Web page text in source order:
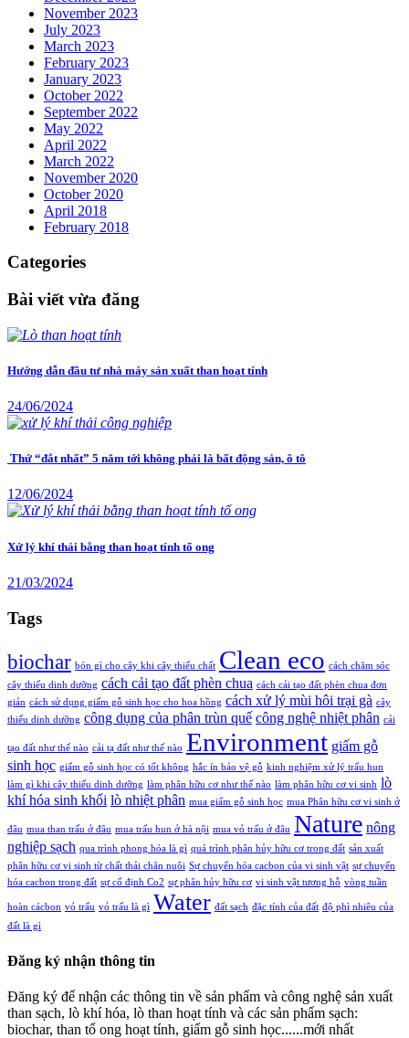
November 2023
July 2023
March 2023
February 2023
January 2023
October 2022
September 2022
May 2022
April 2022
March 2022
November 2020
October 2020
April 2018
February 2018
Categories
Bài viết vừa đăng
Hướng dẫn đầu tư nhà máy sản xuất than hoạt tính
24/06/2024
Thứ “đắt nhất” 5 năm tới không phải là bất động sản, ô tô
12/06/2024
Xử lý khí thải bằng than hoạt tính tổ ong
21/03/2024
Tags
biochar bón gì cho cây khi cây thiếu chất Clean eco cách chăm sóc
cây thiếu dinh dưỡng cách cải tạo đất phèn chua cách cải tạo đất phèn chua đơn
giản cách sử dụng giấm gỗ sinh học cho hoa hồng cách xử lý mùi hôi trại gà cây
thiếu dinh dưỡng công dụng của phân trùn quế công nghệ nhiệt phân cải
tạo đất như thế nào cải tạ đất như thế nào Environment giấm gỗ
sinh học giấm gỗ sinh học có tốt không hắc ín bảo vệ gỗ kinh nghiệm xử lý trấu hun
làm gì khi cây thiếu dinh dưỡng làm phân hữu cơ như thế nào làm phân hữu cơ vi sinh lò
khí hóa sinh khối lò nhiệt phân mua giấm gỗ sinh học mua Phân hữu cơ vi sinh ở
đâu mua than trấu ở đâu mua trấu hun ở hà nội mua vỏ trấu ở đâu Nature nông
nghiệp sạch qua trình phong hóa là gì quá trình phân hủy hữu cơ trong đất sản xuất
phân hữu cơ vi sinh từ chất thải chăn nuôi Sự chuyển hóa cacbon của vi sinh vật sự chuyển
hóa cacbon trong đất sự cố định Co2 sự phân hủy hữu cơ vi sinh vật tương hỗ vòng tuần
hoàn cácbon vỏ trấu vỏ trấu là gì Water đất sạch đặc tính của đất độ phì nhiêu của
đất là gì
Đăng ký nhận thông tin
Đăng ký để nhận các thông tin về sản phẩm và công nghệ sản xuất
than sạch, lò khí hóa, lò than hoạt tính và các sản phẩm sạch:
biochar, than tổ ong hoạt tính, giấm gỗ sinh học......mới nhất